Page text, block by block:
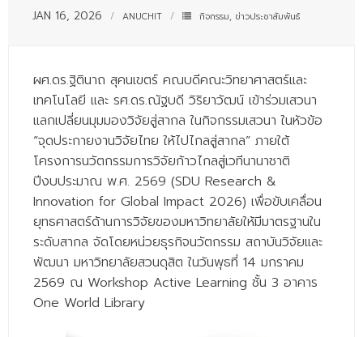
- - อาชีวอนามัยและความปลอดภัย
- - อนามัยสิ่งแวดล้อมและสาธารณภัย
- - วิทยาศาสตร์การแพทย์
- - ความมั่นคงปลอดภัยไซเบอร์
- - อุตสาหกรรมชีวภาพเพื่อธุรกิจ
- ศึกษาศาสตรบัณฑิต
- - วิทยาศาสตร์ทั่วไป
JAN 16, 2026 ANUCHIT กิจกรรม, ข่าวประชาสัมพันธ์
ผศ.ดร.ฐิตินาถ สุคนเขตร์ คณบดีคณะวิทยาศาสตร์และ
เทคโนโลยี และ รศ.ดร.ณัฐบดี วิริยาวัฒน์ เข้าร่วมเสวนา
แลกเปลี่ยนมุมมองวิจัยสู่สากล ในกิจกรรมเสวนา ในหัวข้อ
“จุดประกายงานวิจัยไทย ให้ไปไกลสู่สากล” ภายใต้
โครงการนวัตกรรมการวิจัยก้าวไกลสู่เวทีนานาชาติ
ปีงบประมาณ พ.ศ. 2569 (SDU Research &
Innovation for Global Impact 2026) เพื่อขับเคลื่อน
ยุทธศาสตร์ด้านการวิจัยของมหาวิทยาลัยให้มีมาตรฐานใน
ระดับสากล จัดโดยหน่วยธุรกิจนวัตกรรม สถาบันวิจัยและ
พัฒนา มหาวิทยาลัยสวนดุสิต ในวันพุธที่ 14 มกราคม
2569 ณ Workshop Active Learning ชั้น 3 อาคาร
One World Library